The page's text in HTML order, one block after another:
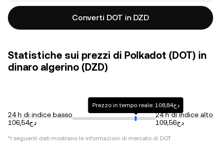
Converti DOT in DZD
Statistiche sui prezzi di Polkadot (DOT) in
dinaro algerino (DZD)
24 h di indice basso
دج106,54
Prezzo in tempo reale: دج108,84
24 h di indice alto
دج109,56
*I seguenti dati mostrano le informazioni di mercato di DOT.